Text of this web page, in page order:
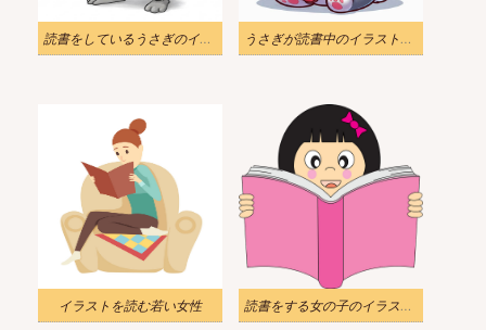
読書をしているうさぎのイラストイメージ うさぎが読書中のイラストダウンロード
イラストを読む若い女性 読書をする女の子のイラスト透明